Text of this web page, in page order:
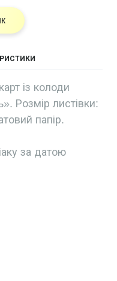
із колоди
Розмір листівки:
папір.
за датою